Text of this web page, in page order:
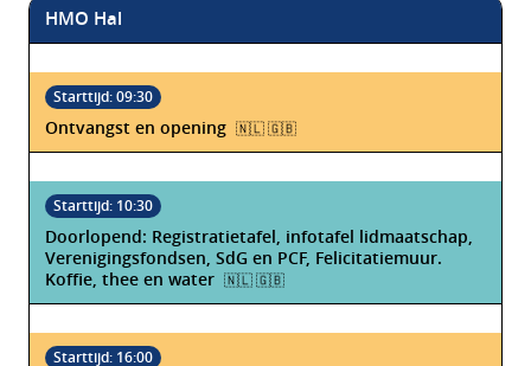
HMO Hal
Ontvangst en opening 🇳🇱 🇬🇧
Doorlopend: Registratietafel, infotafel lidmaatschap,
Verenigingsfondsen, SdG en PCF, Felicitatiemuur.
Koffie, thee en water 🇳🇱 🇬🇧